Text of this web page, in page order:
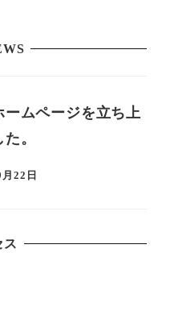
ームページを立ち上
。
22日
ス